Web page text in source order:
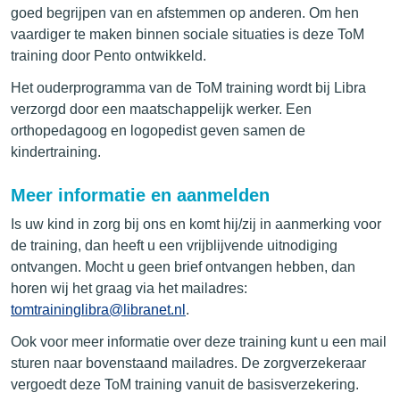
goed begrijpen van en afstemmen op anderen. Om hen
vaardiger te maken binnen sociale situaties is deze ToM
training door Pento ontwikkeld.
Het ouderprogramma van de ToM training wordt bij Libra
verzorgd door een maatschappelijk werker. Een
orthopedagoog en logopedist geven samen de
kindertraining.
Meer informatie en aanmelden
Is uw kind in zorg bij ons en komt hij/zij in aanmerking voor
de training, dan heeft u een vrijblijvende uitnodiging
ontvangen. Mocht u geen brief ontvangen hebben, dan
horen wij het graag via het mailadres:
tomtraininglibra@libranet.nl .
Ook voor meer informatie over deze training kunt u een mail
sturen naar bovenstaand mailadres. De zorgverzekeraar
vergoedt deze ToM training vanuit de basisverzekering.